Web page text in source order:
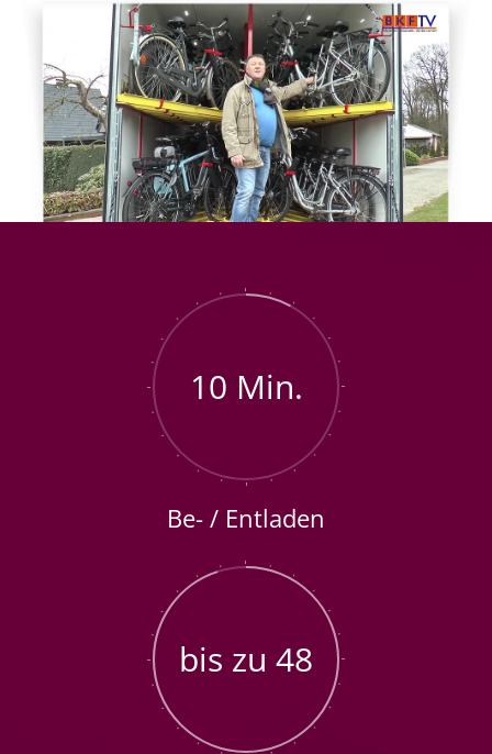
10 Min.
Be- / Entladen
bis zu 48